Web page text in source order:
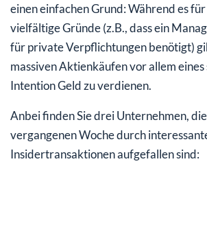
einen einfachen Grund: Während es
vielfältige Gründe (z.B., dass ein
für private Verpflichtungen benötigt)
massiven Aktienkäufen vor allem eines
Intention Geld zu verdienen.
Anbei finden Sie drei Unternehmen,
vergangenen Woche durch
Insidertransaktionen aufgefallen sind: